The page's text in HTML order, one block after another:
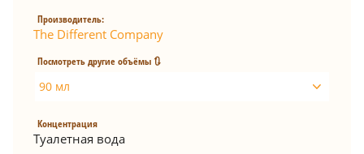
Производитель:
The Different Company
Посмотреть другие объёмы 🔃
90 мл
Концентрация
Туалетная вода